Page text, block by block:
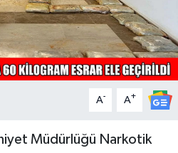
A- A+
Müdürlüğü Narkotik